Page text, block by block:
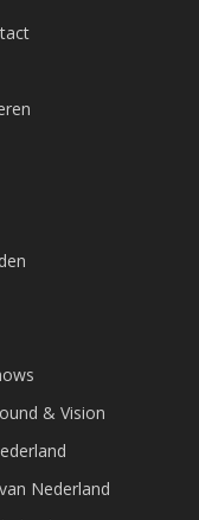
& Vision
Nederland